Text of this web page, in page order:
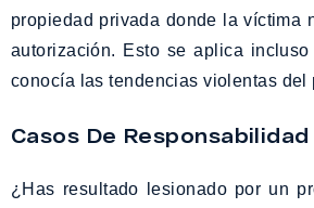
propiedad privada donde la víctima
autorización. Esto se aplica
conocía las tendencias violentas del
Casos De
¿Has resultado lesionado por un